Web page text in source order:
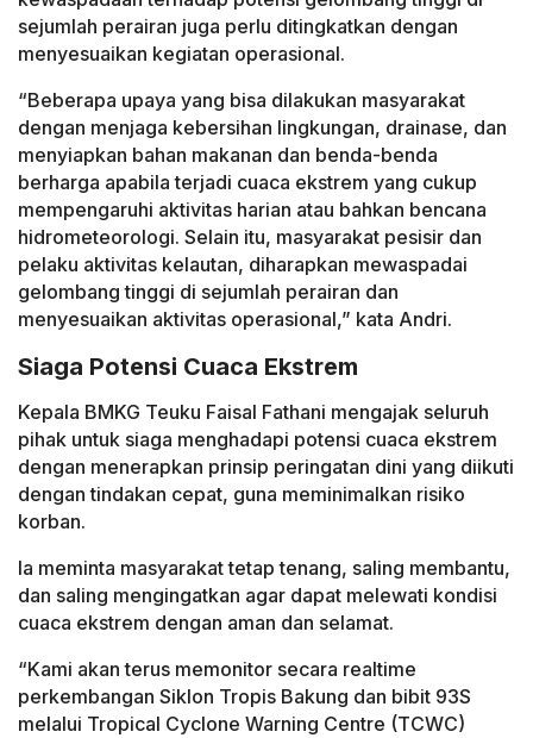
sejumlah perairan juga perlu ditingkatkan dengan
menyesuaikan kegiatan operasional.
“Beberapa upaya yang bisa dilakukan masyarakat
dengan menjaga kebersihan lingkungan, drainase, dan
menyiapkan bahan makanan dan benda-benda
berharga apabila terjadi cuaca ekstrem yang cukup
mempengaruhi aktivitas harian atau bahkan bencana
hidrometeorologi. Selain itu, masyarakat pesisir dan
pelaku aktivitas kelautan, diharapkan mewaspadai
gelombang tinggi di sejumlah perairan dan
menyesuaikan aktivitas operasional,” kata Andri.
Siaga Potensi Cuaca Ekstrem
Kepala BMKG Teuku Faisal Fathani mengajak seluruh
pihak untuk siaga menghadapi potensi cuaca ekstrem
dengan menerapkan prinsip peringatan dini yang diikuti
dengan tindakan cepat, guna meminimalkan risiko
korban.
Ia meminta masyarakat tetap tenang, saling membantu,
dan saling mengingatkan agar dapat melewati kondisi
cuaca ekstrem dengan aman dan selamat.
“Kami akan terus memonitor secara realtime
perkembangan Siklon Tropis Bakung dan bibit 93S
melalui Tropical Cyclone Warning Centre (TCWC)